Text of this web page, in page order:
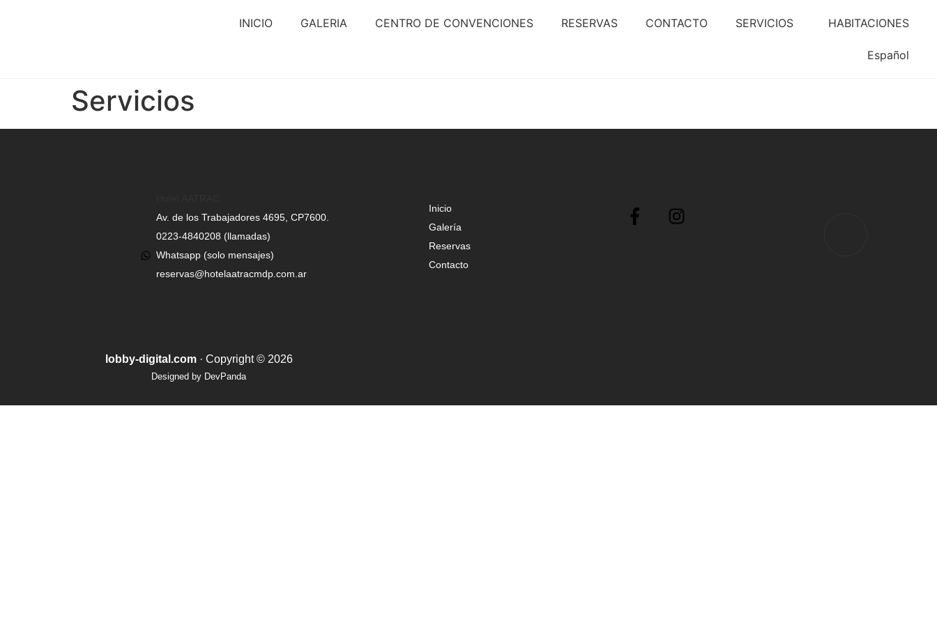
INICIO GALERIA CENTRO DE CONVENCIONES RESERVAS CONTACTO SERVICIOS HABITACIONES
Español
Servicios
Av. de los Trabajadores 4695, CP7600.
0223-4840208 (llamadas)
Whatsapp (solo mensajes)
reservas@hotelaatracmdp.com.ar
Inicio
Galería
Reservas
Contacto
lobby-digital.com· Copyright © 2026
Designed by DevPanda